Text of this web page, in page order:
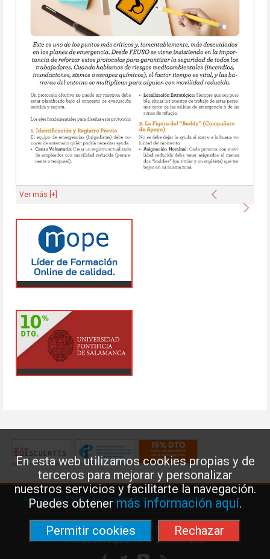
En esta web utilizamos cookies propias y de
terceros para mejorar y personalizar
nuestros servicios y facilitarte la navegación.
Puedes obtenermás información aquí.
Permitir cookies
Rechazar
Anterior
Ver más [+]
Aviso legal·Política de Cookies·Política de privacidad
Federación de Enseñanza de USO · Teléfono: 91 577 41 13 ·
Príncipe de Vergara, 13 · 7º 28001 MADRID